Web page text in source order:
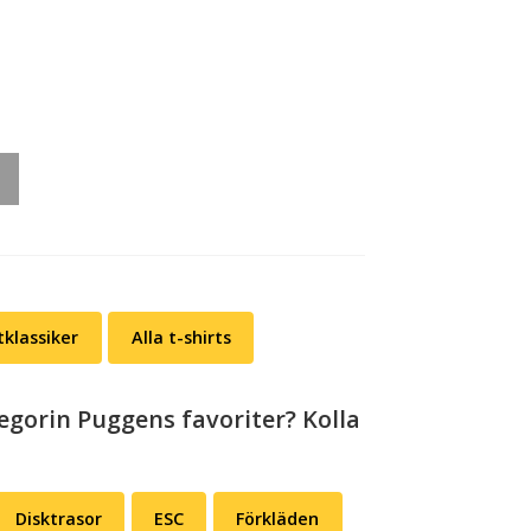
Alla t-shirts
Puggens favoriter? Kolla
Disktrasor ESC Förkläden